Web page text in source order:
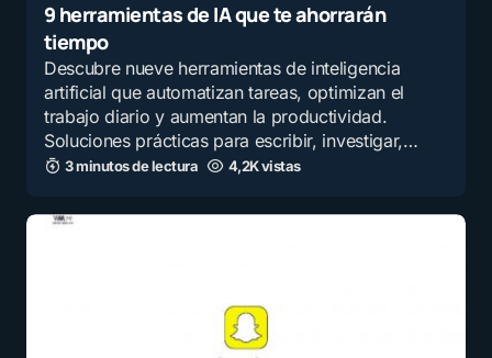
9 herramientas de IA que te ahorrarán
tiempo
Descubre nueve herramientas de inteligencia
artificial que automatizan tareas, optimizan el
trabajo diario y aumentan la productividad.
Soluciones prácticas para escribir, investigar,…
3 minutos de lectura 4,2K vistas